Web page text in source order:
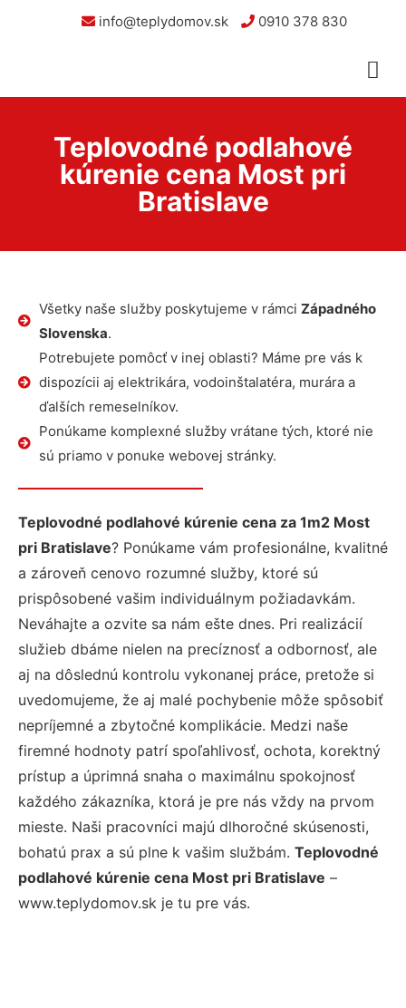
info@teplydomov.sk 0910 378 830
Teplovodné podlahové
kúrenie cena Most pri
Bratislave
Všetky naše služby poskytujeme v rámci Západného
Slovenska.
Potrebujete pomôcť v inej oblasti? Máme pre vás k
dispozícii aj elektrikára, vodoinštalatéra, murára a
ďalších remeselníkov.
Ponúkame komplexné služby vrátane tých, ktoré nie
sú priamo v ponuke webovej stránky.
Teplovodné podlahové kúrenie cena za 1m2 Most
pri Bratislave? Ponúkame vám profesionálne, kvalitné
a zároveň cenovo rozumné služby, ktoré sú
prispôsobené vašim individuálnym požiadavkám.
Neváhajte a ozvite sa nám ešte dnes. Pri realizácií
služieb dbáme nielen na precíznosť a odbornosť, ale
aj na dôslednú kontrolu vykonanej práce, pretože si
uvedomujeme, že aj malé pochybenie môže spôsobiť
nepríjemné a zbytočné komplikácie. Medzi naše
firemné hodnoty patrí spoľahlivosť, ochota, korektný
prístup a úprimná snaha o maximálnu spokojnosť
každého zákazníka, ktorá je pre nás vždy na prvom
mieste. Naši pracovníci majú dlhoročné skúsenosti,
bohatú prax a sú plne k vašim službám. Teplovodné
podlahové kúrenie cena Most pri Bratislave –
www.teplydomov.sk je tu pre vás.